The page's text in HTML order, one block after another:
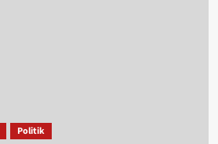
Politik